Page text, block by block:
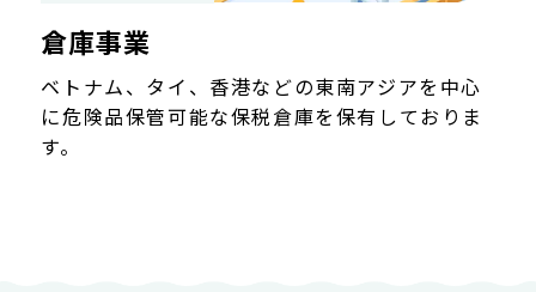
倉庫事業
ベトナム、タイ、香港などの東南アジアを中心
に危険品保管可能な保税倉庫を保有しておりま
す。